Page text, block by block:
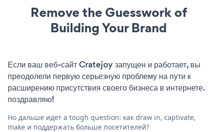
Remove the Guesswork of
Building Your Brand
Если ваш веб-сайт Cratejoy запущен и работает, вы
преодолели первую серьезную проблему на пути к
расширению присутствия своего бизнеса в интернете.
поздравляю!
Но дальше идет a tough question: как draw in, captivate,
make и поддержать больше посетителей?